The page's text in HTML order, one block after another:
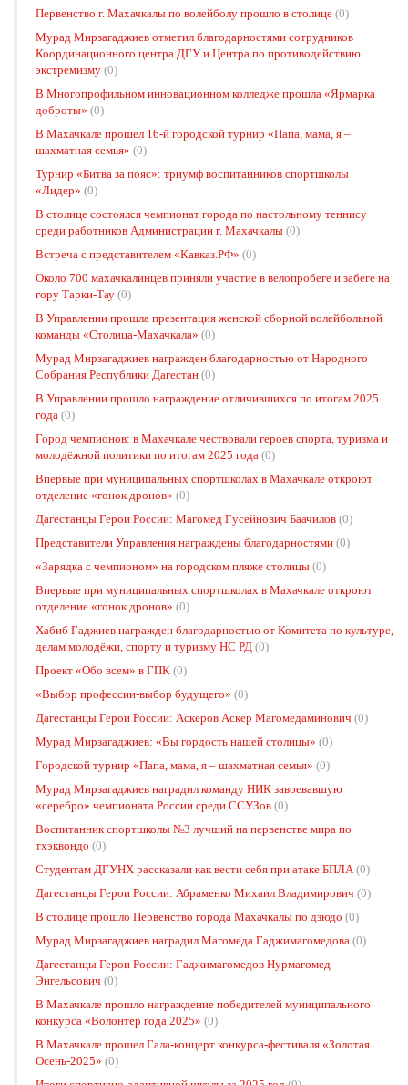
Первенство г. Махачкалы по волейболу прошло в столице (0)
Мурад Мирзагаджиев отметил благодарностями сотрудников
Координационного центра ДГУ и Центра по противодействию
экстремизму (0)
В Многопрофильном инновационном колледже прошла «Ярмарка
доброты» (0)
В Махачкале прошел 16-й городской турнир «Папа, мама, я –
шахматная семья» (0)
Турнир «Битва за пояс»: триумф воспитанников спортшколы
«Лидер» (0)
В столице состоялся чемпионат города по настольному теннису
среди работников Администрации г. Махачкалы (0)
Встреча с представителем «Кавказ.РФ» (0)
Около 700 махачкалинцев приняли участие в велопробеге и забеге на
гору Тарки-Тау (0)
В Управлении прошла презентация женской сборной волейбольной
команды «Столица-Махачкала» (0)
Мурад Мирзагаджиев награжден благодарностью от Народного
Собрания Республики Дагестан (0)
В Управлении прошло награждение отличившихся по итогам 2025
года (0)
Город чемпионов: в Махачкале чествовали героев спорта, туризма и
молодёжной политики по итогам 2025 года (0)
Впервые при муниципальных спортшколах в Махачкале откроют
отделение «гонок дронов» (0)
Дагестанцы Герои России: Магомед Гусейнович Баачилов (0)
Представители Управления награждены благодарностями (0)
«Зарядка с чемпионом» на городском пляже столицы (0)
Впервые при муниципальных спортшколах в Махачкале откроют
отделение «гонок дронов» (0)
Хабиб Гаджиев награжден благодарностью от Комитета по культуре,
делам молодёжи, спорту и туризму НС РД (0)
Проект «Обо всем» в ГПК (0)
«Выбор профессии-выбор будущего» (0)
Дагестанцы Герои России: Аскеров Аскер Магомедаминович (0)
Мурад Мирзагаджиев: «Вы гордость нашей столицы» (0)
Городской турнир «Папа, мама, я – шахматная семья» (0)
Мурад Мирзагаджиев наградил команду НИК завоевавшую
«серебро» чемпионата России среди ССУЗов (0)
Воспитанник спортшколы №3 лучший на первенстве мира по
тхэквондо (0)
Студентам ДГУНХ рассказали как вести себя при атаке БПЛА(0)
Дагестанцы Герои России: Абраменко Михаил Владимирович (0)
В столице прошло Первенство города Махачкалы по дзюдо (0)
Мурад Мирзагаджиев наградил Магомеда Гаджимагомедова (0)
Дагестанцы Герои России: Гаджимагомедов Нурмагомед
Энгельсович (0)
В Махачкале прошло награждение победителей муниципального
конкурса «Волонтер года 2025» (0)
В Махачкале прошел Гала-концерт конкурса-фестиваля «Золотая
Осень-2025» (0)